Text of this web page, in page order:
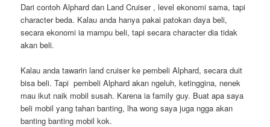
Dari contoh Alphard dan Land Cruiser , level ekonomi sama, tapi
character beda. Kalau anda hanya pakai patokan daya beli,
secara ekonomi ia mampu beli, tapi secara character dia tidak
akan beli.
Kalau anda tawarin land cruiser ke pembeli Alphard, secara duit
bisa beli. Tapi pembeli Alphard akan ngeluh, ketinggina, nenek
mau ikut naik mobil susah. Karena ia family guy. Buat apa saya
beli mobil yang tahan banting, lha wong saya juga ngga akan
banting banting mobil kok.